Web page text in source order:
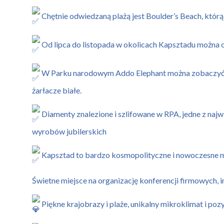
Chętnie odwiedzaną plażą jest Boulder’s Beach,
Od lipca do listopada w okolicach Kapsztadu
W Parku narodowym Addo Elephant można
żarłacze białe.
Diamenty znalezione i szlifowane w RPA, jedne z
wyrobów jubilerskich
Kapsztad to bardzo kosmopolityczne i nowoczesne
Świetne miejsce na organizację konferencji
Piękne krajobrazy i plaże, unikalny mikroklimat i